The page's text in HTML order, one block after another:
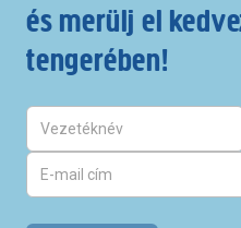
és merülj el
tengerében!